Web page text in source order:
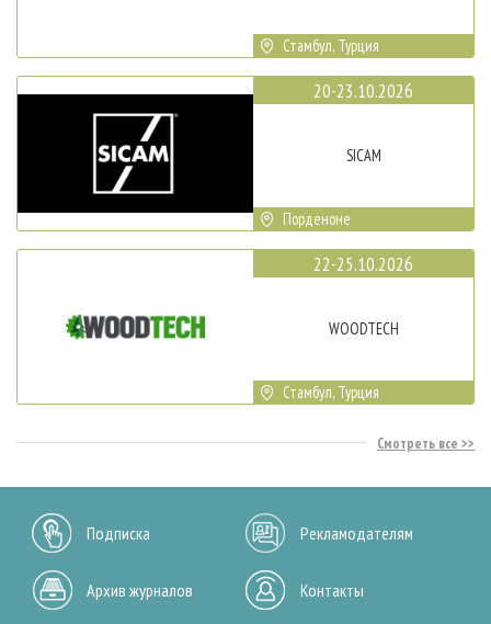
Стамбул, Турция
20-23.10.2026
SICAM
Порденоне
22-25.10.2026
WOODTECH
Стамбул, Турция
Смотреть все
Подписка Рекламодателям
Архив журналов Контакты